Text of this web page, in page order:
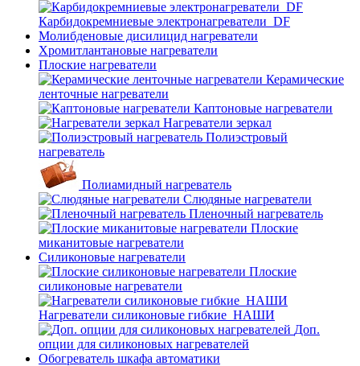
Карбидокремниевые электронагреватели_DF
Молибденовые дисилицид нагреватели
Хромитлантановые нагреватели
Плоские нагреватели
Керамические
ленточные нагреватели
Каптоновые нагреватели
Нагреватели зеркал
Полиэстровый
нагреватель
Полиамидный нагреватель
Слюдяные нагреватели
Пленочный нагреватель
Плоские
миканитовые нагреватели
Силиконовые нагреватели
Плоские
силиконовые нагреватели
Нагреватели силиконовые гибкие_НАШИ
Доп.
опции для силиконовых нагревателей
Обогреватель шкафа автоматики